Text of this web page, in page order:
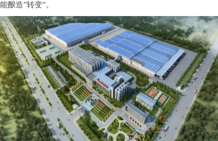
能酿造”转变”。